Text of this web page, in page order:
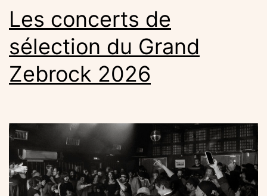
de
la
musique
Les concerts de
sélection du Grand
Zebrock 2026